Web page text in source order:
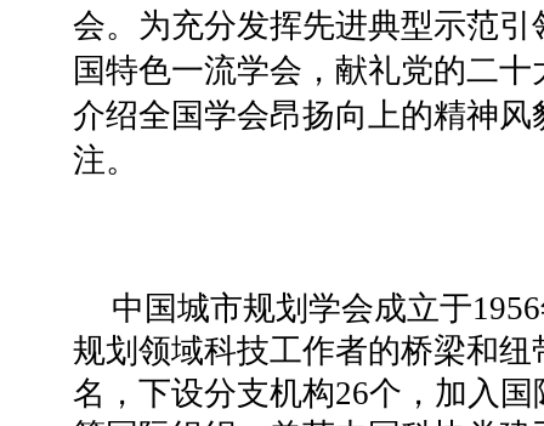
会。为充分发挥先进典型示范
国特色一流学会，献礼党的二
介绍全国学会昂扬向上的精神
注。
中国城市规划学会成立于
规划领域科技工作者的桥梁和
名，下设分支机构26个，加入